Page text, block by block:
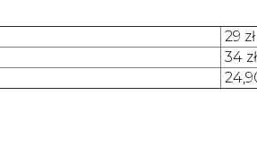
29 zł
34 zł